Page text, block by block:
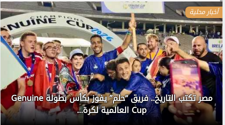
أخبار محلية
مصر تكتب التاريخ.. فريق “حلم” يفوز بكأس بطولة Genuine
Cup العالمية لكرة...